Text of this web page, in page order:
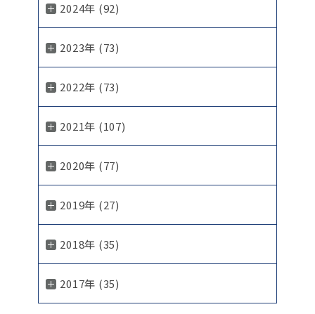
2024年 (92)
2023年 (73)
2022年 (73)
2021年 (107)
2020年 (77)
2019年 (27)
2018年 (35)
2017年 (35)